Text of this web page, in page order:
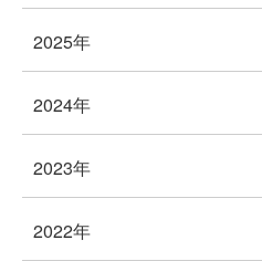
2025年
2024年
2023年
2022年